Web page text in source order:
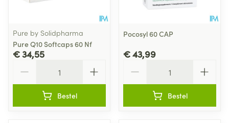
Pure by Solidpharma
Pure Q10 Softcaps 60 Nf
€ 34,55
Bestel
Pocosyl 60 CAP
€ 43,99
Bestel